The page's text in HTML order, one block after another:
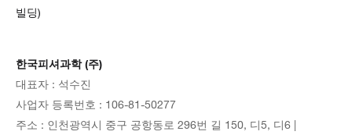
빌딩)
한국피셔과학 (주)
대표자 : 석수진
사업자 등록번호 : 106-81-50277
주소 : 인천광역시 중구 공항동로 296번 길 150, 디5, 디6 |